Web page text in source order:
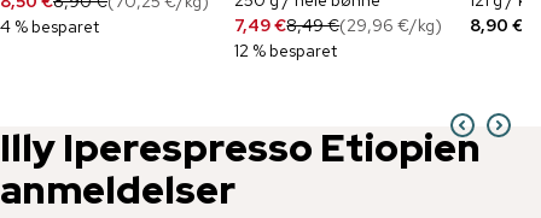
4 % besparet
7,49 €8,49 €(29,96 €/kg)
12 % besparet
8,90 €
IllyIperespresso Etiopien
anmeldelser